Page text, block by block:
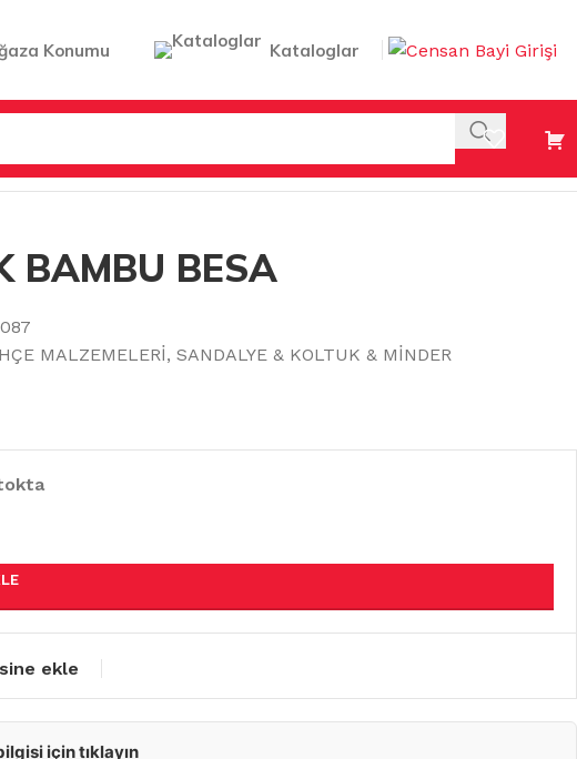
Konumu Kataloglar
BAMBU BESA
MALZEMELERİ, SANDALYE & KOLTUK & MİNDER
ekle
için tıklayın